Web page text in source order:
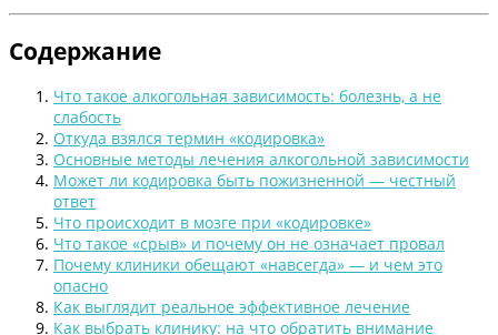
Содержание
Что такое алкогольная зависимость: болезнь, а не
слабость
Откуда взялся термин «кодировка»
Основные методы лечения алкогольной зависимости
Может ли кодировка быть пожизненной — честный
ответ
Что происходит в мозге при «кодировке»
Что такое «срыв» и почему он не означает провал
Почему клиники обещают «навсегда» — и чем это
опасно
Как выглядит реальное эффективное лечение
Как выбрать клинику: на что обратить внимание